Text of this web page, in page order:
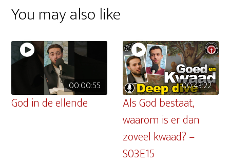
You may also like
00:00:55
God in de ellende
00:43:22
Als God bestaat,
waarom is er dan
zoveel kwaad? –
S03E15